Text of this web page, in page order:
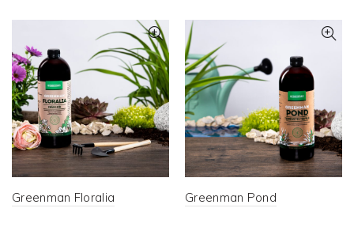
Greenman Floralia Greenman Pond